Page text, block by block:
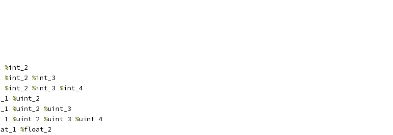
%int_2
%int_2 %int_3
%int_2 %int_3 %int_4
%uint_2
%uint_2 %uint_3
%uint_2 %uint_3 %uint_4
%float_2